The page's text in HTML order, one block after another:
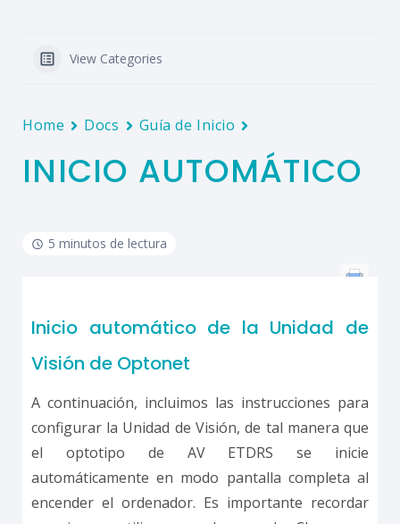
View Categories
Home Docs Guía de Inicio
INICIO AUTOMÁTICO
5 minutos de lectura
Inicio automático de la Unidad de
Visión de Optonet
A continuación, incluimos las instrucciones para
configurar la Unidad de Visión, de tal manera que
el optotipo de AV ETDRS se inicie
automáticamente en modo pantalla completa al
encender el ordenador. Es importante recordar